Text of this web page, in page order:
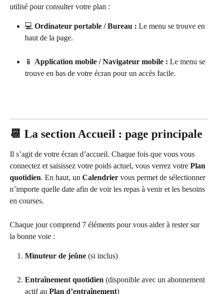
utilisé pour consulter votre plan :
💻 Ordinateur portable / Bureau : Le menu se trouve en
haut de la page.
📱 Application mobile / Navigateur mobile : Le menu se
trouve en bas de votre écran pour un accès facile.
📆 La section Accueil : page principale
Il s’agit de votre écran d’accueil. Chaque fois que vous vous
connectez et saisissez votre poids actuel, vous verrez votre Plan
quotidien. En haut, un Calendrier vous permet de sélectionner
n’importe quelle date afin de voir les repas à venir et les besoins
en courses.
Chaque jour comprend 7 éléments pour vous aider à rester sur
la bonne voie :
Minuteur de jeûne (si inclus)
Entraînement quotidien (disponible avec un abonnement
actif au Plan d’entraînement)